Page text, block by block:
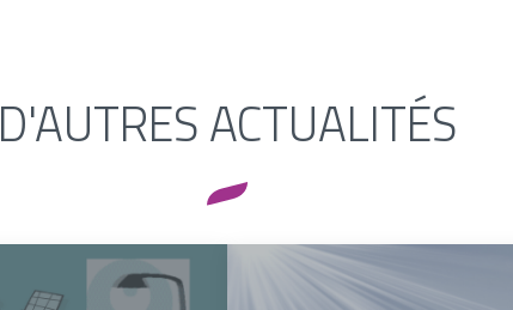
D'AUTRES ACTUALITÉS